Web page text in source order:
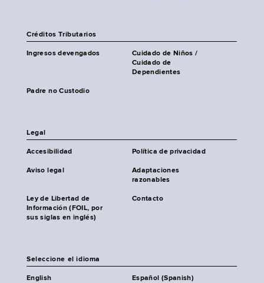
Créditos Tributarios
Ingresos devengados
Cuidado de Niños /
Cuidado de
Dependientes
Padre no Custodio
Legal
Accesibilidad Política de privacidad
Aviso legal
Adaptaciones
razonables
Ley de Libertad de
Información (FOIL, por
sus siglas en inglés)
Contacto
Seleccione el idioma
English Español (Spanish)